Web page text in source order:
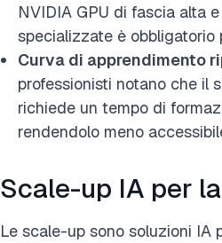
NVIDIA GPU di fascia alta
specializzate è obbligatorio
Curva di apprendimento
professionisti notano che il
richiede un tempo di
rendendolo meno
Scale-up IA per
Le scale-up sono soluzioni IA